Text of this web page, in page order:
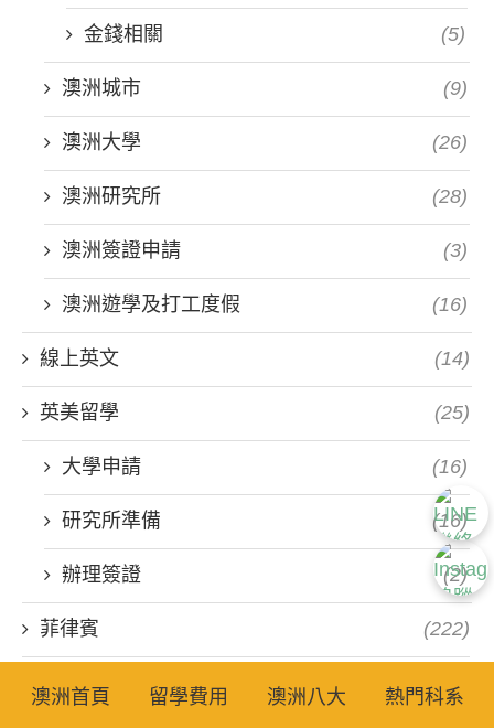
金錢相關 (5)
澳洲城市 (9)
澳洲大學 (26)
澳洲研究所 (28)
澳洲簽證申請 (3)
澳洲遊學及打工度假 (16)
線上英文 (14)
英美留學 (25)
大學申請 (16)
研究所準備 (16)
辦理簽證 (2)
菲律賓 (222)
城市介紹 (9)
澳洲首頁 留學費用 澳洲八大 熱門科系